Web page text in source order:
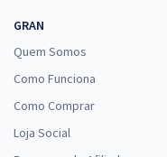
GRAN
Quem Somos
Como Funciona
Como Comprar
Loja Social